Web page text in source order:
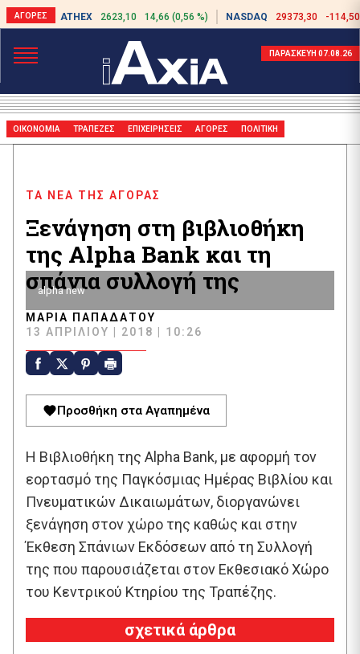
ATHEX 2623,10 14,66 (0,56 %) NASDAQ 29373,30 -
ΠΑΡΑΣΚΕΥΗ 07.08.26
ΟΙΚΟΝΟΜΙΑ ΤΡΑΠΕΖΕΣ ΕΠΙΧΕΙΡΗΣΕΙΣ ΑΓΟΡΕΣ ΠΟΛΙΤΙΚΗ
ΤΑ ΝΕΑ ΤΗΣ ΑΓΟΡΑΣ
Ξενάγηση στη βιβλιοθήκη
της Alpha Bank και τη
σπάνια συλλογή της
alpha new
ΜΑΡΊΑ ΠΑΠΑΔΆΤΟΥ
13 ΑΠΡΙΛΊΟΥ | 2018 | 10:26
Προσθήκη στα Αγαπημένα
Η Βιβλιοθήκη της Alpha Bank, με αφορμή τον
εορτασμό της Παγκόσμιας Ημέρας Βιβλίου και
Πνευματικών ∆ικαιωμάτων, διοργανώνει
ξενάγηση στον χώρο της καθώς και στην
Έκθεση Σπάνιων Εκδόσεων από τη Συλλογή
της που παρουσιάζεται στον Εκθεσιακό Χώρο
του Κεντρικού Κτηρίου της Τραπέζης.
σχετικά άρθρα